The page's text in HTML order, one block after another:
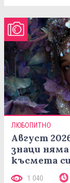
ЛЮБОПИТНО
Август
знаци
късмета си
1 040